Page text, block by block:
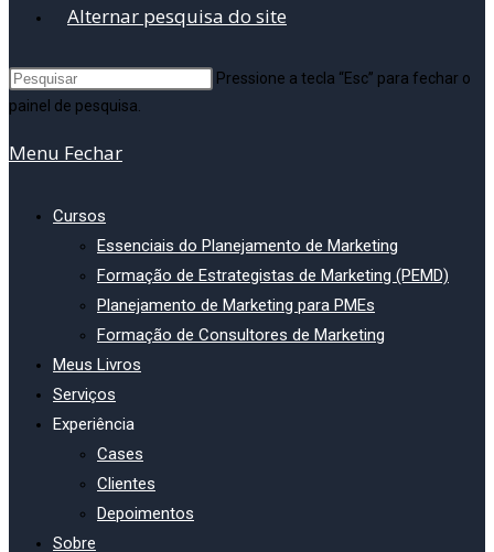
Alternar pesquisa do site
Pressione a tecla “Esc” para fechar o
painel de pesquisa.
Menu Fechar
Cursos
Essenciais do Planejamento de Marketing
Formação de Estrategistas de Marketing (PEMD)
Planejamento de Marketing para PMEs
Formação de Consultores de Marketing
Meus Livros
Serviços
Experiência
Cases
Clientes
Depoimentos
Sobre